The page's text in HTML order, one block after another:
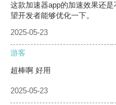
这款加速器app的加速效果还
望开发者能够优化一下。
2025-05-23
游客
超棒啊 好用
2025-05-23